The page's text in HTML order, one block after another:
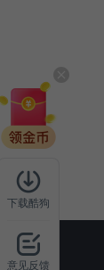
下载酷狗
意见反馈